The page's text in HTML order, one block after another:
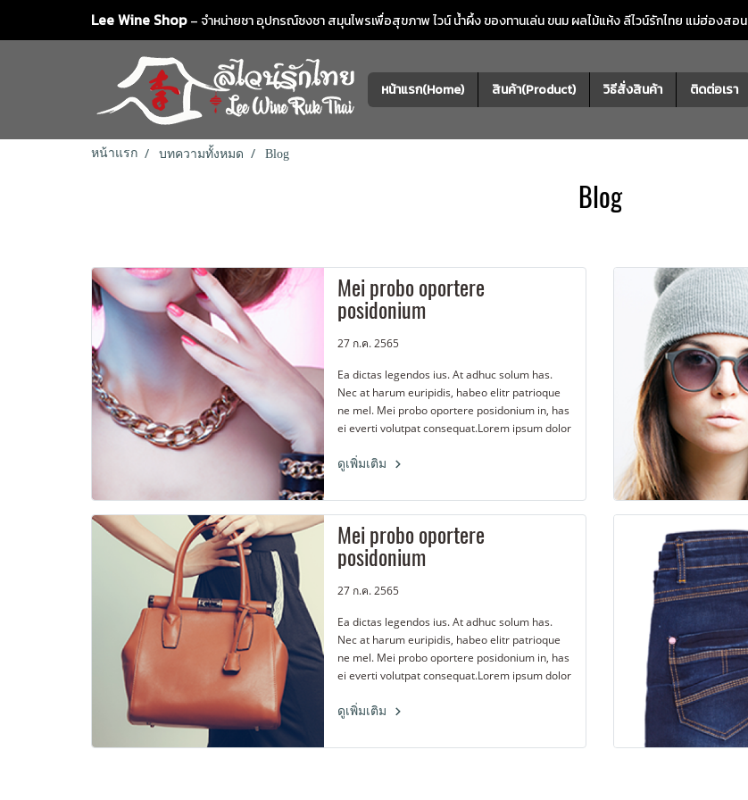
Lee Wine Shop– จำหน่ายชา อุปกรณ์ชงชา สมุนไพรเพื่อสุขภาพ ไวน์ น้ำผึ้ง ของทานเล่น ขนม ผลไม้แห้งลีไวน์รักไทย แม่ฮ่องสอน
หน้าแรก(Home) สินค้า(Product) วิธีสั่งสินค้า ติดต่อเรา
หน้าแรก บทความทั้งหมด Blog
Blog
Mei probo oportere
posidonium
27 ก.ค. 2565
Ea dictas legendos ius. At adhuc solum has.
Nec at harum euripidis, habeo elitr patrioque
ne mel. Mei probo oportere posidonium in, has
ei everti volutpat consequat.Lorem ipsum dolor
ceteros platonem. Ea dictas legendos ius. At
ดูเพิ่มเติม
Mei probo oportere
posidonium
27 ก.ค. 2565
Ea dictas legendos ius. At adhuc solum has.
Nec at harum euripidis, habeo elitr patrioque
ne mel. Mei probo oportere posidonium in, has
ei everti volutpat consequat.Lorem ipsum dolor
ceteros platonem. Ea dictas legendos ius. At
ดูเพิ่มเติม